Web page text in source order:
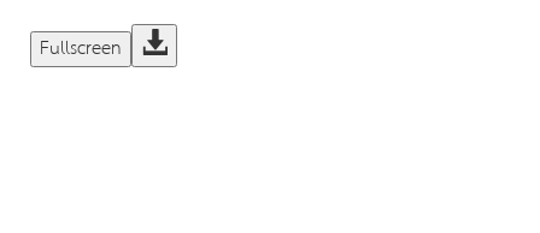
Fullscreen